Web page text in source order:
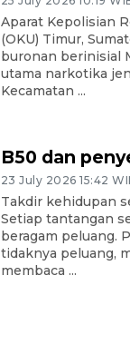
Aparat Kepolisian
(OKU) Timur,
buronan berinisial
utama narkotika
Kecamatan ...
B50 dan
23 July 2026 15:42
Takdir kehidupan
Setiap tantangan
beragam peluang.
tidaknya peluang,
membaca ...